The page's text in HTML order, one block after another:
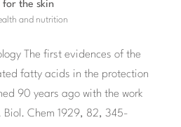
for the skin
and nutrition
The first evidences of the
fatty acids in the protection
90 years ago with the work
Biol. Chem 1929, 82, 345-